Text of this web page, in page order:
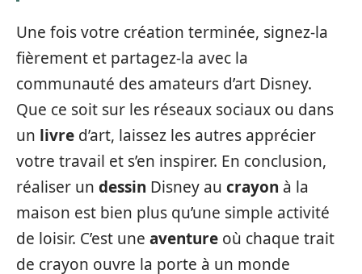
Une fois votre création terminée, signez-la
fièrement et partagez-la avec la
communauté des amateurs d’art Disney.
Que ce soit sur les réseaux sociaux ou dans
un livre d’art, laissez les autres apprécier
votre travail et s’en inspirer. En conclusion,
réaliser un dessin Disney au crayon à la
maison est bien plus qu’une simple activité
de loisir. C’est une aventure où chaque trait
de crayon ouvre la porte à un monde